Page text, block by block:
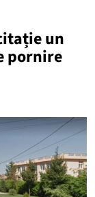
un
pornire